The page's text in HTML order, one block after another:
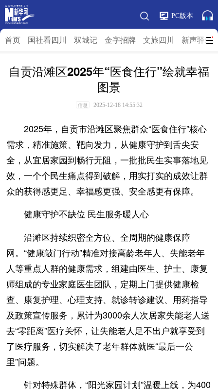
PC版本
首页 国社看四川 双城记 金字招牌 文旅四川 新声驿站
自贡沿滩区2025年“医食住行”绘就幸福
图景
信息 2025-12-18 14:55:32
2025年，自贡市沿滩区聚焦群众“医食住行”核心
需求，精准施策、靶向发力，从健康守护到舌尖安
全，从宜居家园到畅行无阻，一批批民生实事落地见
效，一个个民生痛点得到破解，用实打实的成效让群
众的获得感更足、幸福感更强、安全感更有保障。
健康守护不缺位 民生服务暖人心
沿滩区持续织密全方位、全周期的健康保障
网。“健康敲门行动”精准对接高龄老年人、失能老年
人等重点人群的健康需求，组建由医生、护士、康复
师组成的专业家庭医生团队，定期上门提供健康检
查、康复护理、心理支持、就诊转诊建议、用药指导
及政策宣传服务，累计为3000余人次居家失能老人送
去“零距离”医疗关怀，让失能老人足不出户就享受到
了医疗服务，切实解决了老年群体就医“最后一公
里”问题。
针对特殊群体，“阳光家园计划”温暖上线，为400